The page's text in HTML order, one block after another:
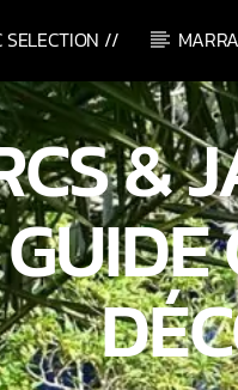
SELECTION //
&
GUIDE